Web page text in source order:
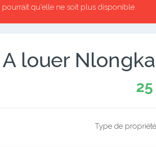
pourrait qu'elle ne soit plus disponible.
louer
Type de